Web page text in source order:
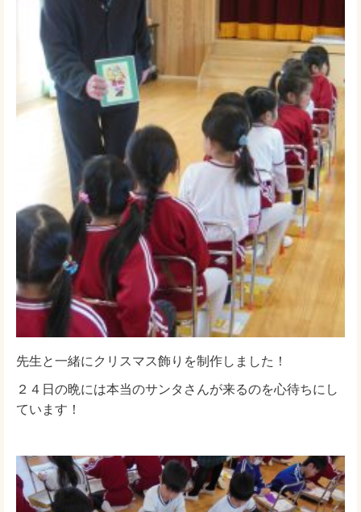
先生と一緒にクリスマス飾りを制作しました！
２４日の晩には本当のサンタさんが来るのを心待ちにし
ています！